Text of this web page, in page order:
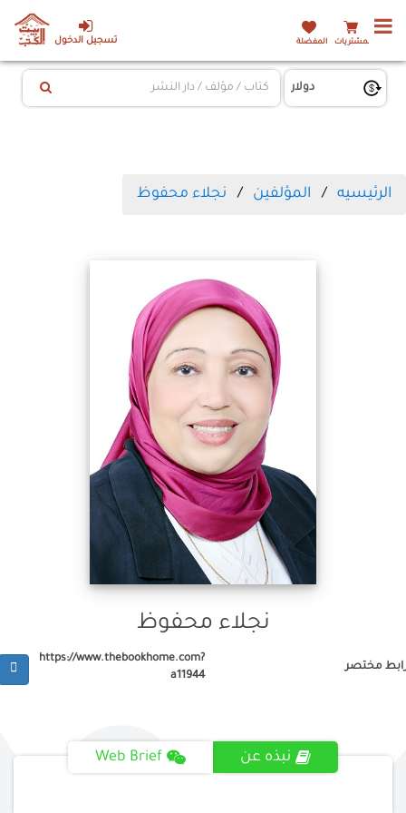
تسجيل الدخول المشتريات المفضلة
الرئيسيه المؤلفين نجلاء محفوظ
نجلاء محفوظ
مختصر
https://www.thebookhome.com?
a11944
نبذه عن Web Brief